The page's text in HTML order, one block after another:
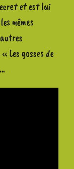
et est lui
mêmes
Les gosses de